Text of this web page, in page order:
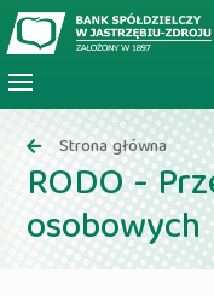
Strona główna
RODO -
osobowych